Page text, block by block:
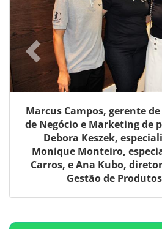
Marcus Campos, gerente
de Negócio e Marketing de
Debora Keszek,
Monique Monteiro,
Carros, e Ana Kubo,
Gestão de